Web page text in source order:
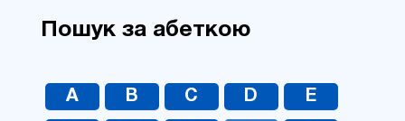
Пошук за абеткою
A B C D E